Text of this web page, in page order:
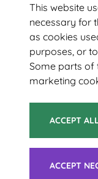
This website
necessary for
as cookies
purposes, or
Some parts of
marketing
ACCEPT
ACCEPT
Your e-mail
© 2021